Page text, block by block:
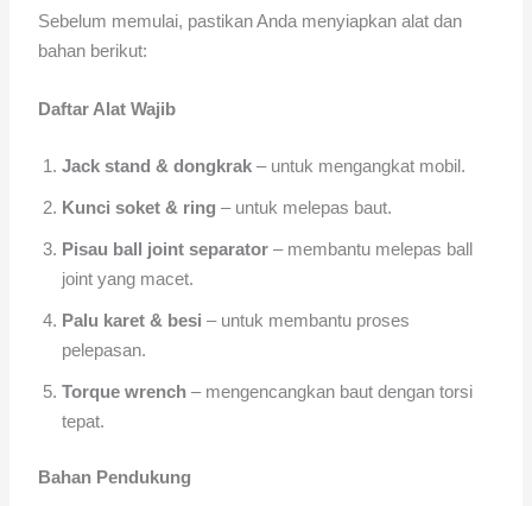
Sebelum memulai, pastikan Anda menyiapkan alat dan
bahan berikut:
Daftar Alat Wajib
Jack stand & dongkrak – untuk mengangkat mobil.
Kunci soket & ring – untuk melepas baut.
Pisau ball joint separator – membantu melepas ball
joint yang macet.
Palu karet & besi – untuk membantu proses
pelepasan.
Torque wrench – mengencangkan baut dengan torsi
tepat.
Bahan Pendukung